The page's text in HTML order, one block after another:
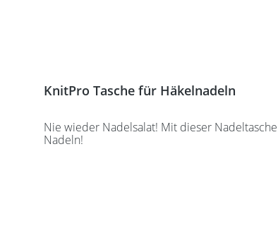
KnitPro Tasche für Häkelnadeln
Nie wieder Nadelsalat! Mit dieser
Nadeln!